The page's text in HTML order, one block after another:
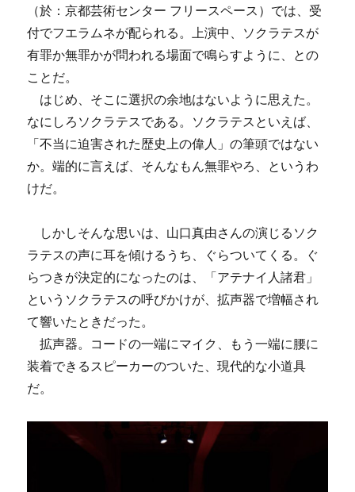
（於：京都芸術センター フリースペース）では、受
付でフエラムネが配られる。上演中、ソクラテスが
有罪か無罪かが問われる場面で鳴らすように、との
ことだ。
はじめ、そこに選択の余地はないように思えた。
なにしろソクラテスである。ソクラテスといえば、
「不当に迫害された歴史上の偉人」の筆頭ではない
か。端的に言えば、そんなもん無罪やろ、というわ
けだ。
しかしそんな思いは、山口真由さんの演じるソク
ラテスの声に耳を傾けるうち、ぐらついてくる。ぐ
らつきが決定的になったのは、「アテナイ人諸君」
というソクラテスの呼びかけが、拡声器で増幅され
て響いたときだった。
拡声器。コードの一端にマイク、もう一端に腰に
装着できるスピーカーのついた、現代的な小道具
だ。